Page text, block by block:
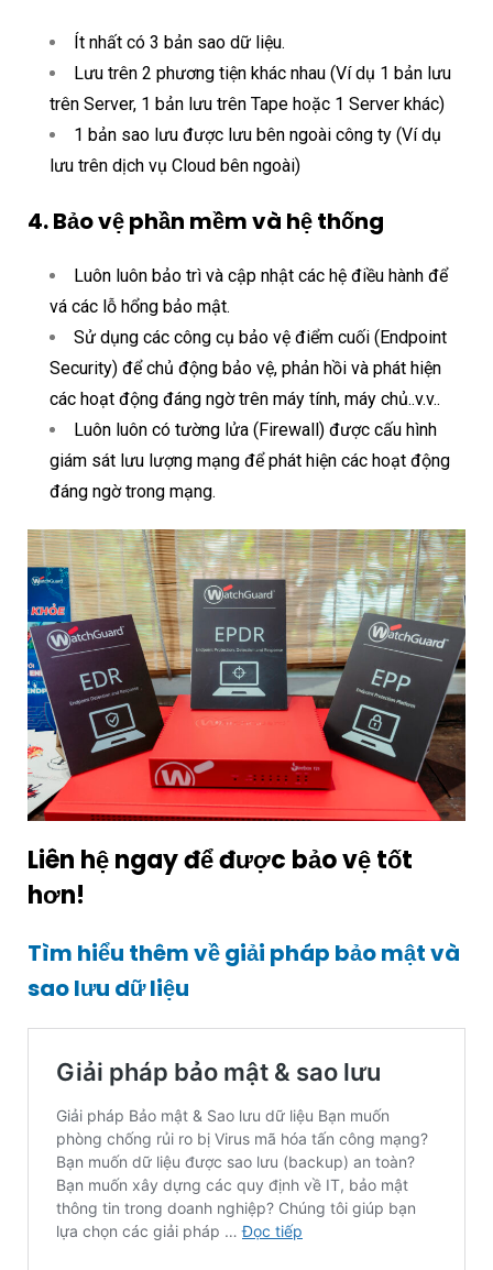
Ít nhất có 3 bản sao dữ liệu.
Lưu trên 2 phương tiện khác nhau (Ví dụ 1 bản lưu
trên Server, 1 bản lưu trên Tape hoặc 1 Server khác)
1 bản sao lưu được lưu bên ngoài công ty (Ví dụ
lưu trên dịch vụ Cloud bên ngoài)
4. Bảo vệ phần mềm và hệ thống
Luôn luôn bảo trì và cập nhật các hệ điều hành để
vá các lỗ hổng bảo mật.
Sử dụng các công cụ bảo vệ điểm cuối (Endpoint
Security) để chủ động bảo vệ, phản hồi và phát hiện
các hoạt động đáng ngờ trên máy tính, máy chủ..v.v..
Luôn luôn có tường lửa (Firewall) được cấu hình
giám sát lưu lượng mạng để phát hiện các hoạt động
đáng ngờ trong mạng.
Liên hệ ngay để được bảo vệ tốt
hơn!
Tìm hiểu thêm về giải pháp bảo mật và
sao lưu dữ liệu